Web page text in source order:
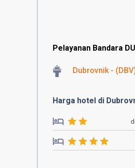
Pelayanan Bandara
Dubrovnik -
Harga hotel di